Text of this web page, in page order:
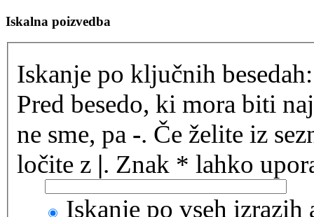
Iskalna poizvedba
Iskanje po ključnih besedah:
Pred besedo, ki mora biti
ne sme, pa -. Če želite iz
ločite z |. Znak * lahko
Iskanje po vseh izrazih